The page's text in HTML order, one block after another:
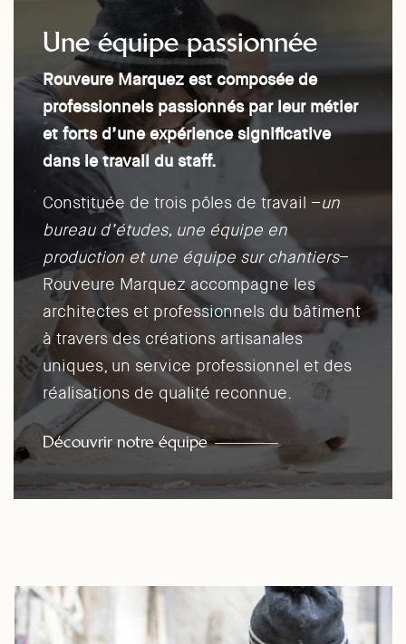
Une équipe passionnée
Rouveure Marquez est composée de
professionnels passionnés par leur métier
et forts d’une expérience significative
dans le travail du staff.
Constituée de trois pôles de travail –un
bureau d’études, une équipe en
production et une équipe sur chantiers–
Rouveure Marquez accompagne les
architectes et professionnels du bâtiment
à travers des créations artisanales
uniques, un service professionnel et des
réalisations de qualité reconnue.
Découvrir notre équipe